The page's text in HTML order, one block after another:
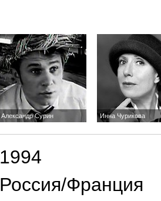
Александр Сурин Инна Чурикова
1994
Россия/Франция